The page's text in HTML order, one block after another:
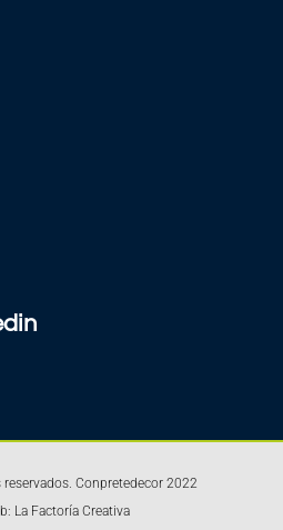
Conpretedecor 2022
La Factoría Creativa